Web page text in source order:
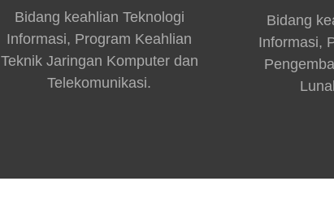
Bidang keahlian Teknologi
Informasi, Program Keahlian
Teknik Jaringan Komputer dan
Telekomunikasi.
Bidang
Informasi,